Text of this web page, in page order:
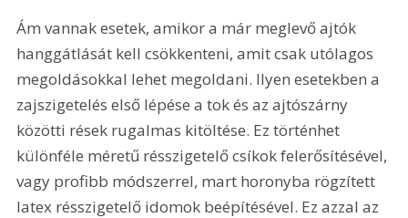
Ám vannak esetek, amikor a már meglevő ajtók
hanggátlását kell csökkenteni, amit csak utólagos
megoldásokkal lehet megoldani. Ilyen esetekben a
zajszigetelés első lépése a tok és az ajtószárny
közötti rések rugalmas kitöltése. Ez történhet
különféle méretű résszigetelő csíkok felerősítésével,
vagy profibb módszerrel, mart horonyba rögzített
latex résszigetelő idomok beépítésével. Ez azzal az